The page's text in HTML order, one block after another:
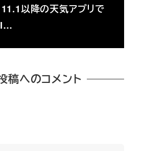
以降の天気アプリで
稿へのコメント